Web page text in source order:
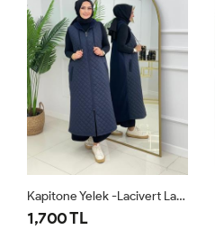
Kapitone Yelek -Lacivert Lacivert
1,700 TL